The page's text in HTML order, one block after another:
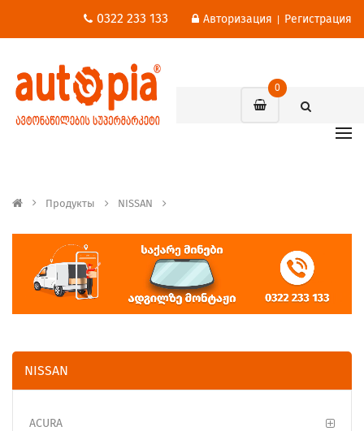
0322 233 133 Авторизация | Регистрация
0
Продукты NISSAN
NISSAN
ACURA